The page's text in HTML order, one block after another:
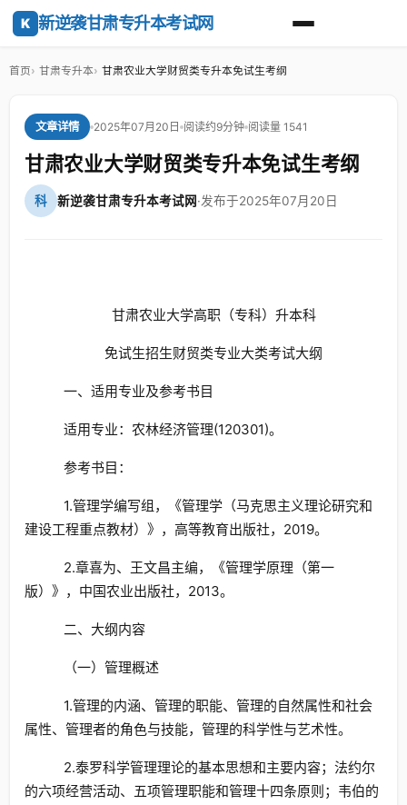
K 新逆袭甘肃专升本考试网
首页 甘肃专升本 甘肃农业大学财贸类专升本免试生考纲
文章详情 2025年07月20日 阅读约9分钟 阅读量 1541
甘肃农业大学财贸类专升本免试生考纲
科 新逆袭甘肃专升本考试网·发布于2025年07月20日
甘肃农业大学高职（专科）升本科
免试生招生财贸类专业大类考试大纲
一、适用专业及参考书目
适用专业： 农林经济管理(120301)。
参考书目：
1.管理学编写组，《管理学（马克思主义理论研究和
建设工程重点教材）》，高等教育出版社，2019。
2.章喜为、王文昌主编，《管理学原理（第一
版）》，中国农业出版社，2013。
二、大纲内容
（一）管理概述
1.管理的内涵、管理的职能、管理的自然属性和社会
属性、管理者的角色与技能，管理的科学性与艺术性。
2.泰罗科学管理理论的基本思想和主要内容；法约尔
的六项经营活动、五项管理职能和管理十四条原则；韦伯的